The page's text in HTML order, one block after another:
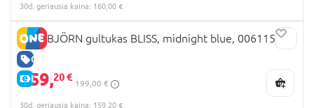
30d. geriausia kaina: 160,00 €
GERA KAINA
E-KAINA
BABYBJÖRN gultukas BLISS, midnight blue, 006115
159,20 €
199,00 €
30d. geriausia kaina: 159,20 €